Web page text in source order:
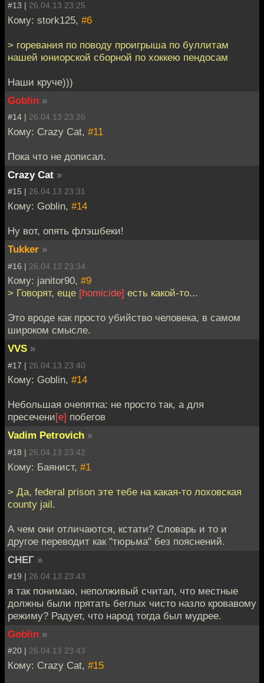
#13 | 26.04.13 23:25
Кому: stork125, #6
> горевания по поводу проигрыша по буллитам
нашей юниорской сборной по хоккею пендосам
Наши круче)))
Goblin »
#14 | 26.04.13 23:26
Кому: Crazy Cat, #11
Пока что не дописал.
Crazy Cat »
#15 | 26.04.13 23:31
Кому: Goblin, #14
Ну вот, опять флэшбеки!
Tukker »
#16 | 26.04.13 23:34
Кому: janitor90, #9
> Говорят, еще [homicide] есть какой-то...
Это вроде как просто убийство человека, в самом
широком смысле.
VVS »
#17 | 26.04.13 23:40
Кому: Goblin, #14
Небольшая очепятка: не просто так, а для
пресечени[е] побегов
Vadim Petrovich »
#18 | 26.04.13 23:42
Кому: Баянист, #1
> Да, federal prison эте тебе на какая-то лоховская
county jail.
А чем они отличаются, кстати? Словарь и то и
другое переводит как "тюрьма" без пояснений.
СНЕГ »
#19 | 26.04.13 23:43
я так понимаю, неполживый считал, что местные
должны были прятать беглых чисто назло кровавому
режиму? Радует, что народ тогда был мудрее.
Goblin »
#20 | 26.04.13 23:43
Кому: Crazy Cat, #15